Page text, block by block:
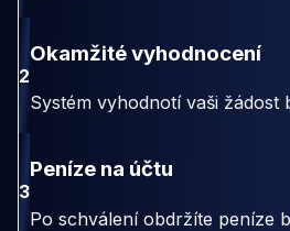
2
Okamžité vyhodnocení
Systém vyhodnotí vaši žádost
3
Peníze na účtu
Po schválení obdržíte peníze